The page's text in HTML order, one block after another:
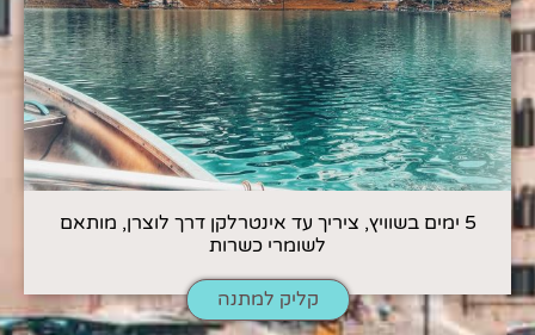
5 ימים בשוויץ, ציריך עד אינטרלקן דרך לוצרן, מותאם
לשומרי כשרות
קליק למתנה